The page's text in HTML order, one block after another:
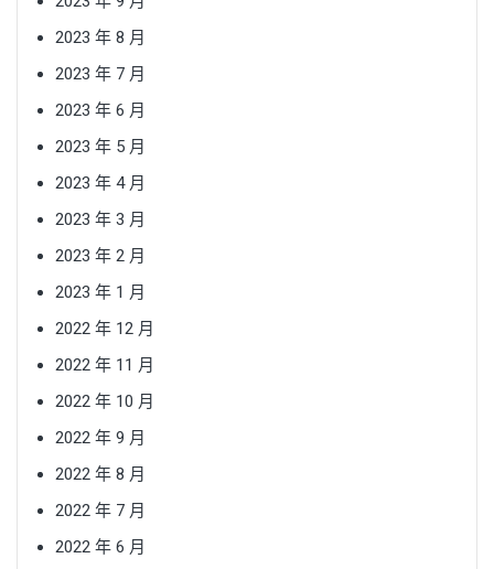
2023 年 8 月
2023 年 7 月
2023 年 6 月
2023 年 5 月
2023 年 4 月
2023 年 3 月
2023 年 2 月
2023 年 1 月
2022 年 12 月
2022 年 11 月
2022 年 10 月
2022 年 9 月
2022 年 8 月
2022 年 7 月
2022 年 6 月